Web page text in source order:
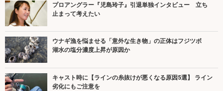
プロアングラー『児島玲子』引退単独インタビュー 立ち
止まって考えたい
ウナギ漁を悩ませる「意外な生き物」の正体はフジツボ
湖水の塩分濃度上昇が原因か
キャスト時に【ラインの糸抜けが悪くなる原因5選】 ライン
劣化にもご注意を